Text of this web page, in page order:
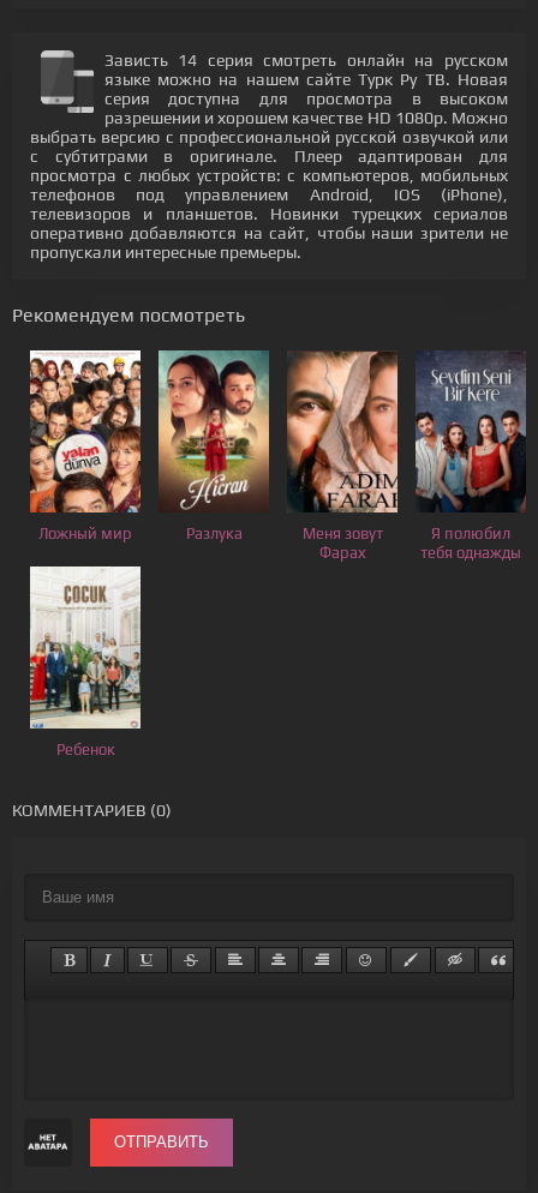
Зависть 14 серия смотреть онлайн на русском
языке можно на нашем сайте Турк Ру ТВ. Новая
серия доступна для просмотра в высоком
разрешении и хорошем качестве HD 1080p. Можно
выбрать версию с профессиональной русской озвучкой или
с субтитрами в оригинале. Плеер адаптирован для
просмотра с любых устройств: с компьютеров, мобильных
телефонов под управлением Android, IOS (iPhone),
телевизоров и планшетов. Новинки турецких сериалов
оперативно добавляются на сайт, чтобы наши зрители не
пропускали интересные премьеры.
Рекомендуем посмотреть
Ложный мир Разлука
Меня зовут
Фарах
Я полюбил
тебя однажды
Ребенок
КОММЕНТАРИЕВ (0)
ОТПРАВИТЬ